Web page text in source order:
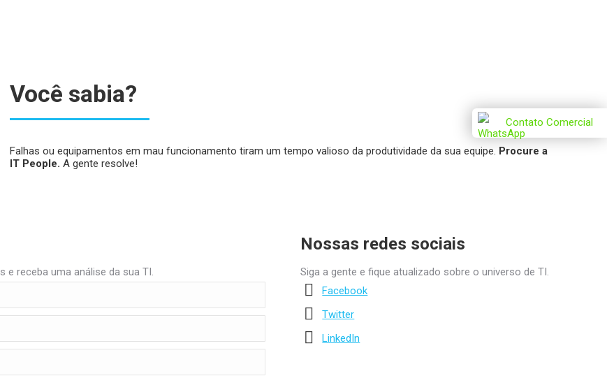
Você sabia?
Falhas ou equipamentos em mau funcionamento tiram um tempo valioso da produtividade da sua equipe. Procure a
IT People. A gente resolve!
receba uma análise da sua TI.
Nossas redes sociais
Siga a gente e fique atualizado sobre o universo de TI.
Facebook
Twitter
LinkedIn
Contato Comercial